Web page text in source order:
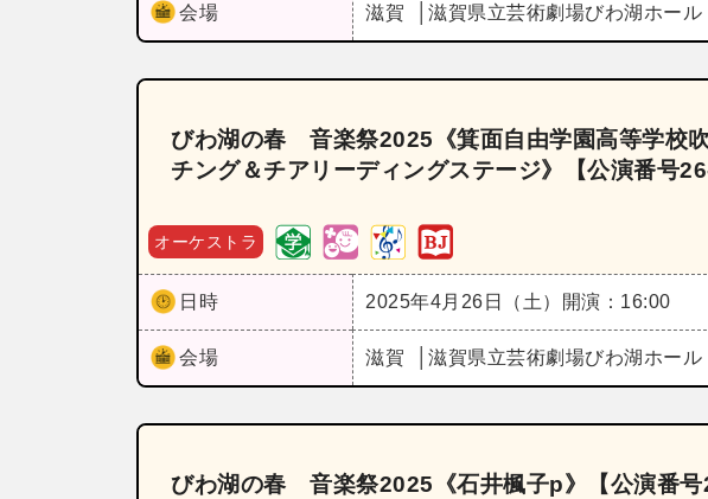
会場 滋賀 滋賀県立芸術劇場びわ湖ホール
びわ湖の春 音楽祭2025《箕面自由学園高等学校
チング＆チアリーディングステージ》【公演番号
オーケストラ
日時 2025年4月26日（土） 開演：16:00
会場 滋賀 滋賀県立芸術劇場びわ湖ホール
びわ湖の春 音楽祭2025《石井楓子p》【公演番号